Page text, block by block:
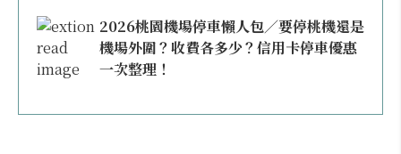
2026桃園機場停車懶人包／要停桃機還是
機場外圍？收費各多少？信用卡停車優惠
一次整理！